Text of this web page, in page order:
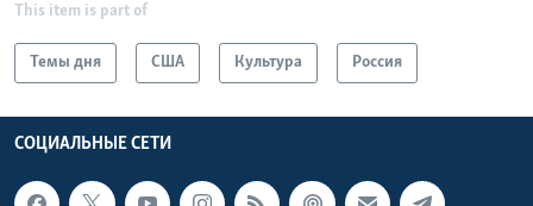
This item is part of
Темы дня США Культура Россия
СОЦИАЛЬНЫЕ СЕТИ